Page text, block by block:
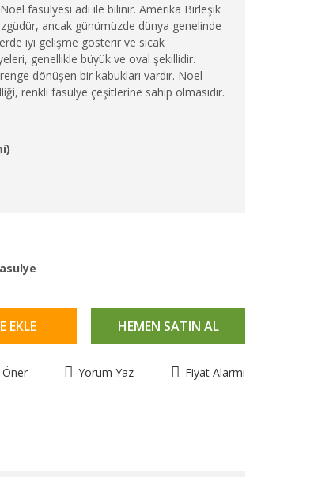
fasulyesi adı ile bilinir. Amerika Birleşik
ancak günümüzde dünya genelinde
iyi gelişme gösterir ve sıcak
genellikle büyük ve oval şekillidir.
dönüşen bir kabukları vardır. Noel
renkli fasulye çeşitlerine sahip olmasıdır.
EKLE HEMEN SATIN AL
Öner Yorum Yaz Fiyat Alarmı